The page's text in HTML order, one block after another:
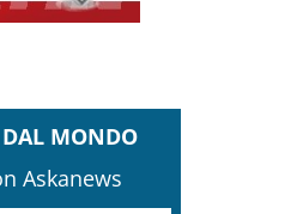
MONDO
Askanews